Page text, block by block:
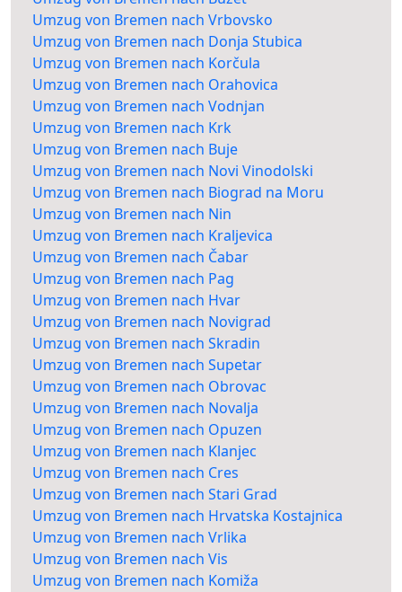
Umzug von Bremen nach Vrbovsko
Umzug von Bremen nach Donja Stubica
Umzug von Bremen nach Korčula
Umzug von Bremen nach Orahovica
Umzug von Bremen nach Vodnjan
Umzug von Bremen nach Krk
Umzug von Bremen nach Buje
Umzug von Bremen nach Novi Vinodolski
Umzug von Bremen nach Biograd na Moru
Umzug von Bremen nach Nin
Umzug von Bremen nach Kraljevica
Umzug von Bremen nach Čabar
Umzug von Bremen nach Pag
Umzug von Bremen nach Hvar
Umzug von Bremen nach Novigrad
Umzug von Bremen nach Skradin
Umzug von Bremen nach Supetar
Umzug von Bremen nach Obrovac
Umzug von Bremen nach Novalja
Umzug von Bremen nach Opuzen
Umzug von Bremen nach Klanjec
Umzug von Bremen nach Cres
Umzug von Bremen nach Stari Grad
Umzug von Bremen nach Hrvatska Kostajnica
Umzug von Bremen nach Vrlika
Umzug von Bremen nach Vis
Umzug von Bremen nach Komiža